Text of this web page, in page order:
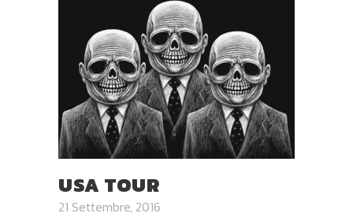
USA TOUR
21 Settembre, 2016